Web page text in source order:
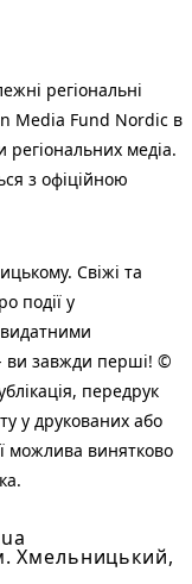
регіональні
Media Fund Nordic в
регіональних медіа.
з офіційною
Свіжі та
події у
ви завжди перші! ©
передрук
у друкованих або
можлива винятково
Хмельницький,